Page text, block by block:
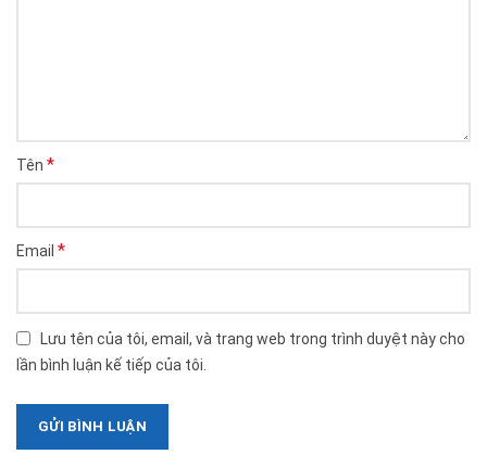
Tên *
Email *
Lưu tên của tôi, email, và trang web trong trình duyệt này cho
lần bình luận kế tiếp của tôi.